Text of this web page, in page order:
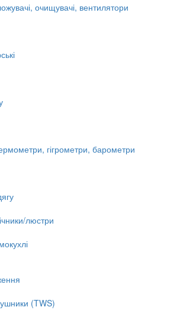
очищувачі, вентилятори
гігрометри, барометри
люстри
(TWS)